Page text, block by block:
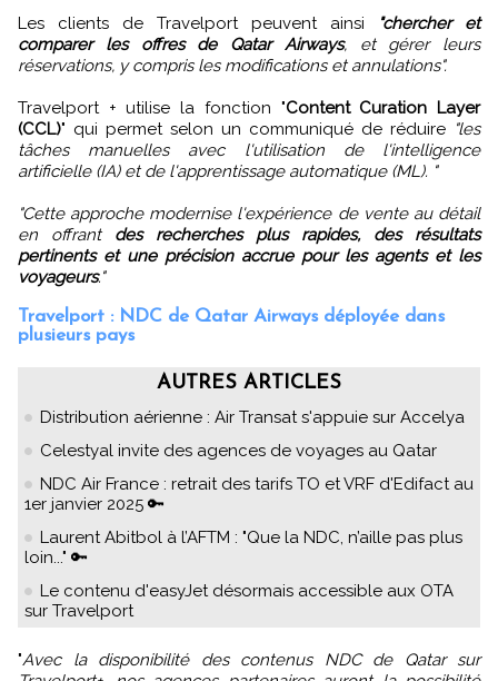
Les clients de Travelport peuvent ainsi
"chercher et
comparer les offres de Qatar Airways, et gérer leurs
réservations, y compris les modifications et annulations".
Travelport + utilise la fonction "Content Curation Layer
(CCL)" qui permet selon un communiqué de réduire "les
tâches manuelles avec l'utilisation de l'intelligence
artificielle (IA) et de l'apprentissage automatique (ML). "
"Cette approche modernise l'expérience de vente au détail
en offrant des recherches plus rapides, des résultats
pertinents et une précision accrue pour les agents et les
voyageurs."
Travelport : NDC de Qatar Airways déployée dans
plusieurs pays
AUTRES ARTICLES
Distribution aérienne : Air Transat s'appuie sur Accelya
Celestyal invite des agences de voyages au Qatar
NDC Air France : retrait des tarifs TO et VRF d'Edifact au
1er janvier 2025 🔑
Laurent Abitbol à l’AFTM : "Que la NDC, n’aille pas plus
loin..." 🔑
Le contenu d'easyJet désormais accessible aux OTA
sur Travelport
"Avec la disponibilité des contenus NDC de Qatar sur